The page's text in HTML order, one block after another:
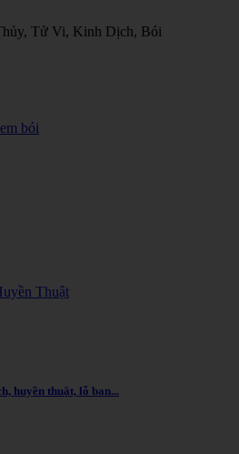
Tử Vi, Kinh Dịch, Bói
bói
Thuật
huyền thuật, lỗ ban...